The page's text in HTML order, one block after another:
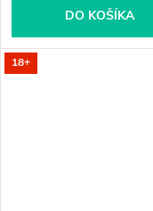
DO KOŠÍKA
18+